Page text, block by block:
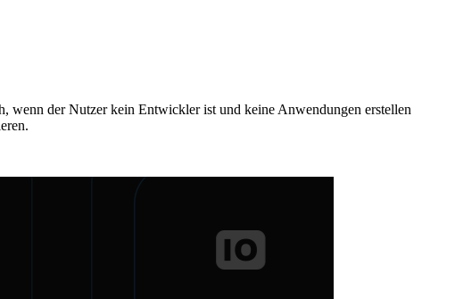
wenn der Nutzer kein Entwickler ist und keine Anwendungen erstellen